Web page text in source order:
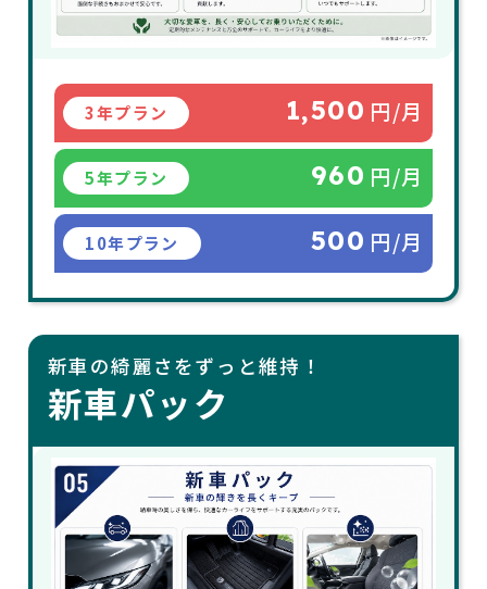
3年プラン 1,500 円/月
5年プラン 960 円/月
10年プラン 500 円/月
新車の綺麗さをずっと維持！
新車パック